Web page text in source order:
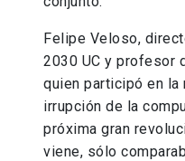
Felipe Veloso,
2030 UC y profesor
quien participó en la
irrupción de la
próxima gran
viene, sólo